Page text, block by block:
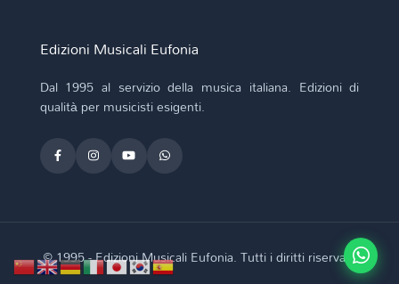
Edizioni Musicali Eufonia
Dal 1995 al servizio della musica italiana. Edizioni di
qualità per musicisti esigenti.
© 1995 - Edizioni Musicali Eufonia. Tutti i diritti riservati.